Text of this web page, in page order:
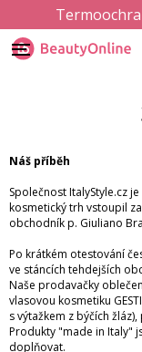
Náš příběh
Společnost ItalyStyle.cz
kosmetický trh vstoupil
obchodník p. Giuliano
Po krátkém otestování
ve stáncích tehdejších
Naše prodavačky
vlasovou kosmetiku
s výtažkem z býčích
Produkty "made in Italy"
doplňovat.